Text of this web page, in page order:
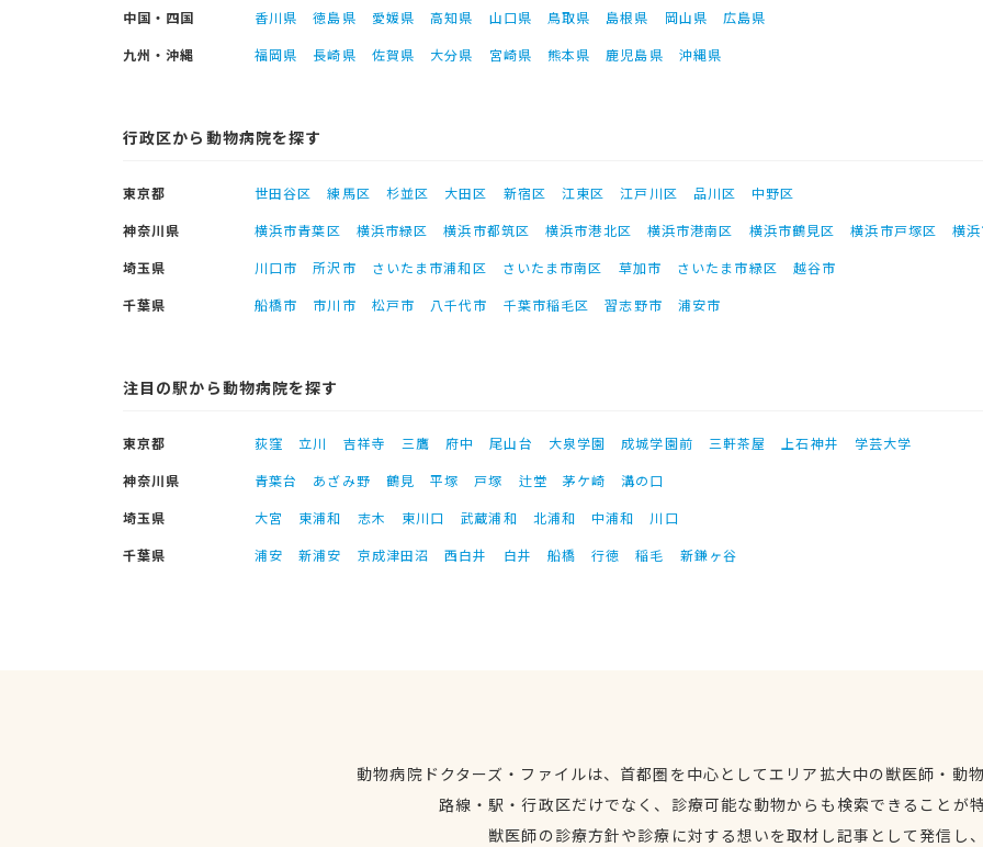
中国・四国
香川県 徳島県 愛媛県 高知県 山口県 鳥取県 島根県 岡山県
広島県
九州・沖縄
福岡県 長崎県 佐賀県 大分県 宮崎県 熊本県 鹿児島県 沖縄県
行政区から動物病院を探す
東京都 世田谷区 練馬区 杉並区 大田区 新宿区 江東区 江戸川区 品川区
中野区
神奈川県
横浜市青葉区 横浜市緑区 横浜市都筑区 横浜市港北区 横浜市港南区 横浜市鶴見区 横浜市戸塚区
横
埼玉県
川口市 所沢市 さいたま市浦和区 さいたま市南区 草加市 さいたま市緑区
越谷市
千葉県
船橋市 市川市 松戸市 八千代市 千葉市稲毛区 習志野市 浦安市
注目の駅から動物病院を探す
東京都 荻窪 立川 吉祥寺 三鷹 府中 尾山台 大泉学園 成城学園前 三軒茶屋 上石神井
学芸大学
神奈川県
青葉台 あざみ野 鶴見 平塚 戸塚 辻堂 茅ケ崎
溝の口
埼玉県
大宮 東浦和 志木 東川口 武蔵浦和 北浦和 中浦和
川口
千葉県
浦安 新浦安 京成津田沼 西白井 白井 船橋 行徳 稲毛 新鎌ヶ谷
動物病院ドクターズ・ファイルは、首都圏を中心としてエリア拡大中の獣医師・動
路線・駅・行政区だけでなく、診療可能な動物からも検索できることが
獣医師の診療方針や診療に対する想いを取材し記事として発信し